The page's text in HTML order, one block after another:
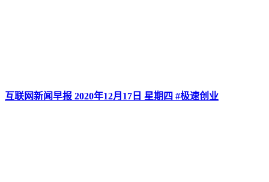
互联网新闻早报 2020年12月17日 星期四 #极速创业